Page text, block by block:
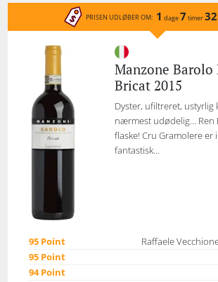
PRISEN UDLØBER OM: 1 dage7 timer32
Manzone Barolo
Bricat 2015
Dyster, ufiltreret, ustyrlig
nærmest udødelig… Ren
flaske! Cru Gramolere er
fantastisk...
95 Point
Raffaele
95 Point
94 Point